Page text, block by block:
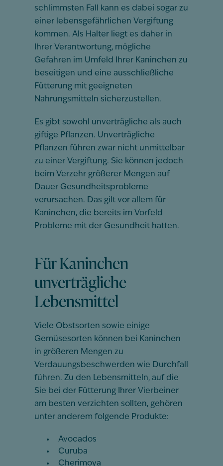
schlimmsten Fall kann es dabei sogar zu
einer lebensgefährlichen Vergiftung
kommen. Als Halter liegt es daher in
Ihrer Verantwortung, mögliche
Gefahren im Umfeld Ihrer Kaninchen zu
beseitigen und eine ausschließliche
Fütterung mit geeigneten
Nahrungsmitteln sicherzustellen.
Es gibt sowohl unverträgliche als auch
giftige Pflanzen. Unverträgliche
Pflanzen führen zwar nicht unmittelbar
zu einer Vergiftung. Sie können jedoch
beim Verzehr größerer Mengen auf
Dauer Gesundheitsprobleme
verursachen. Das gilt vor allem für
Kaninchen, die bereits im Vorfeld
Probleme mit der Gesundheit hatten.
Für Kaninchen
unverträgliche
Lebensmittel
Viele Obstsorten sowie einige
Gemüsesorten können bei Kaninchen
in größeren Mengen zu
Verdauungsbeschwerden wie Durchfall
führen. Zu den Lebensmitteln, auf die
Sie bei der Fütterung Ihrer Vierbeiner
am besten verzichten sollten, gehören
unter anderem folgende Produkte:
Avocados
Curuba
Cherimoya